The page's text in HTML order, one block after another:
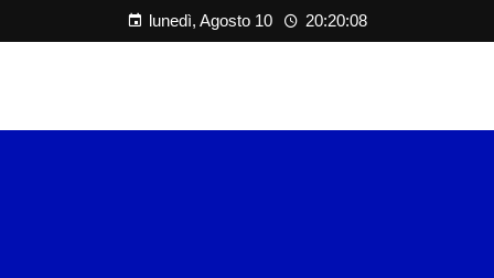
lunedì, Agosto 10 20:20:08